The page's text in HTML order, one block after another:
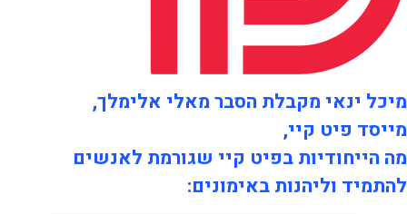
מיכל ינאי מקבלת הסבר מאלי אלימלך,
מייסד פיט קיי,
מה הייחודיות בפיט קיי שגורמת לאנשים
להתמיד וליהנות באימונים: